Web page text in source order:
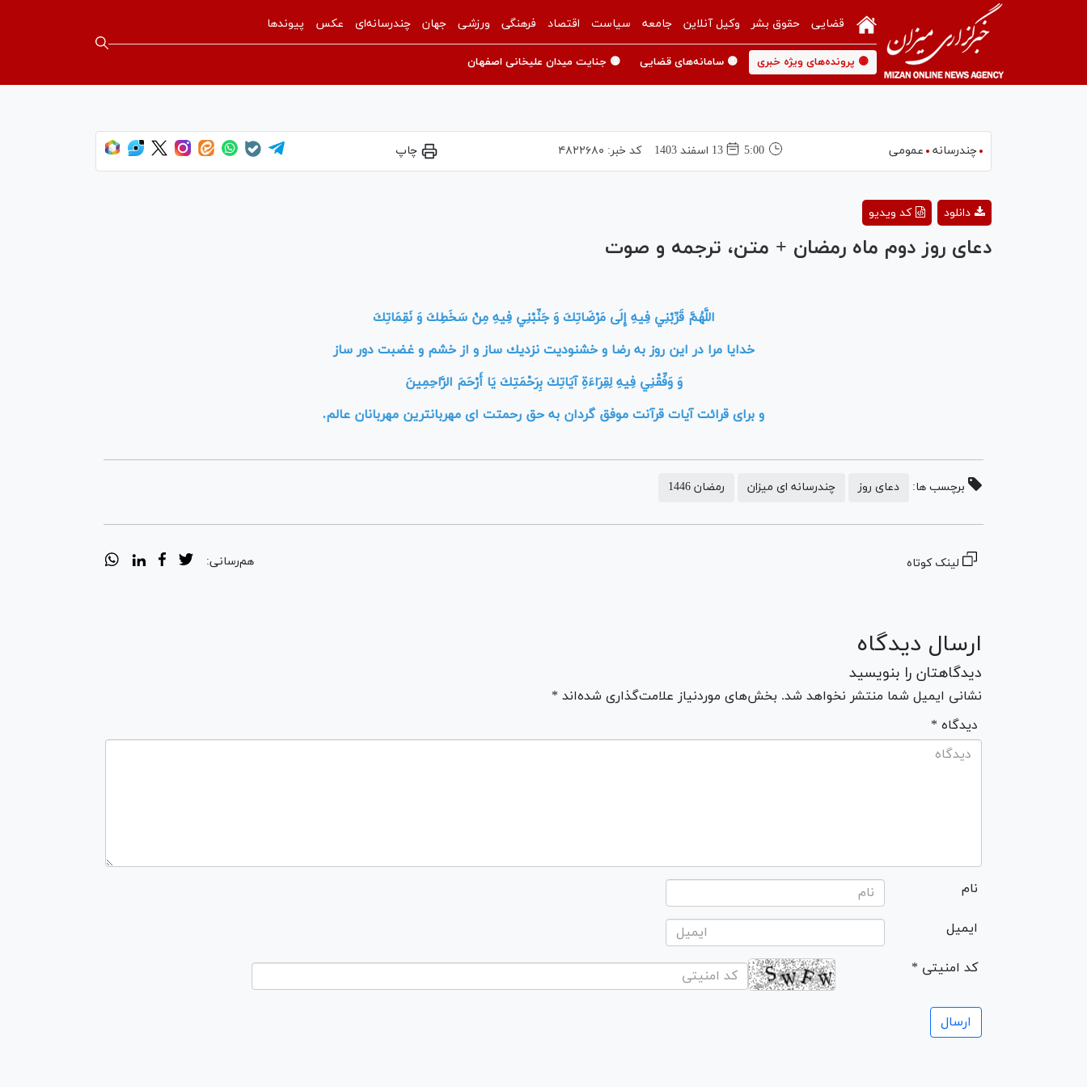
قضایی حقوق بشر وکیل آنلاین جامعه سیاست اقتصاد فرهنگی ورزشی جهان چندرسانه‌ای عکس پیوندها
🟡 پرونده‌های ویژه خبری 🟡 سامانه‌های قضایی 🟡 جنایت میدان علیخانی اصفهان
چندرسانه عمومی 5:00 13 اسفند 1403 کد خبر: ۴۸۲۲۶۸۰ چاپ
کد ویدیو دانلود
دعای روز دوم ماه رمضان + متن، ترجمه و صوت
اللَّهُمَّ قَرِّبْنِي فِيهِ إِلَى مَرْضَاتِكَ وَ جَنِّبْنِي فِيهِ مِنْ سَخَطِكَ وَ نَقِمَاتِكَ‏
خدايا مرا در اين روز به رضا و خشنوديت نزديك ساز و از خشم و غضبت دور ساز
وَ وَفِّقْنِي فِيهِ لِقِرَاءَةِ آيَاتِكَ بِرَحْمَتِكَ يَا أَرْحَمَ الرَّاحِمِينَ‏
و براى قرائت آيات قرآنت موفق گردان به حق رحمتت اى مهربانترين مهربانان عالم.
برچسب ها: دعای روز چندرسانه ای میزان رمضان 1446
لینک کوتاه هم‌رسانی:
ارسال دیدگاه
دیدگاهتان را بنویسید
نشانی ایمیل شما منتشر نخواهد شد. بخش‌های موردنیاز علامت‌گذاری شده‌اند *
* دیدگاه
نام
ایمیل
* کد امنیتی